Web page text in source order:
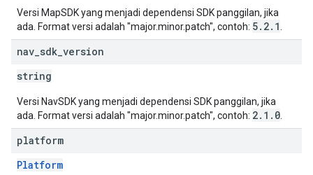
Versi MapSDK yang menjadi dependensi SDK panggilan, jika
ada. Format versi adalah "major.minor.patch", contoh: 5.2.1
nav sdk version
string
Versi NavSDK yang menjadi dependensi SDK panggilan, jika
ada. Format versi adalah "major.minor.patch", contoh: 2.1.0
platform
Platform